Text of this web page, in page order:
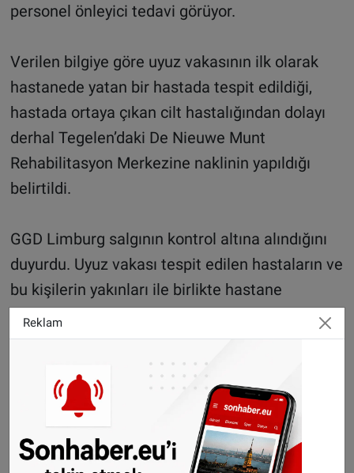
personel önleyici tedavi görüyor.
Verilen bilgiye göre uyuz vakasının ilk olarak
hastanede yatan bir hastada tespit edildiği,
hastada ortaya çıkan cilt hastalığından dolayı
derhal Tegelen’daki De Nieuwe Munt
Rehabilitasyon Merkezine naklinin yapıldığı
belirtildi.
GGD Limburg salgının kontrol altına alındığını
duyurdu. Uyuz vakası tespit edilen hastaların ve
bu kişilerin yakınları ile birlikte hastane
personelinin tedavi edildiğini belirten GGD,
kontrol için çağrılmayan kişiler için salgın
tehlikesini olmadığına vurgu yapıldı.
© SONHABER.NL
Reklam